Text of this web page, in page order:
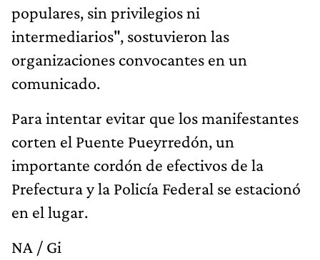
populares, sin privilegios ni
intermediarios", sostuvieron las
organizaciones convocantes en un
comunicado.
Para intentar evitar que los manifestantes
corten el Puente Pueyrredón, un
importante cordón de efectivos de la
Prefectura y la Policía Federal se estacionó
en el lugar.
NA / Gi